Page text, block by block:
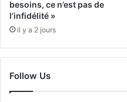
besoins, ce n’est pas de
l’infidélité »
il y a 2 jours
Follow Us